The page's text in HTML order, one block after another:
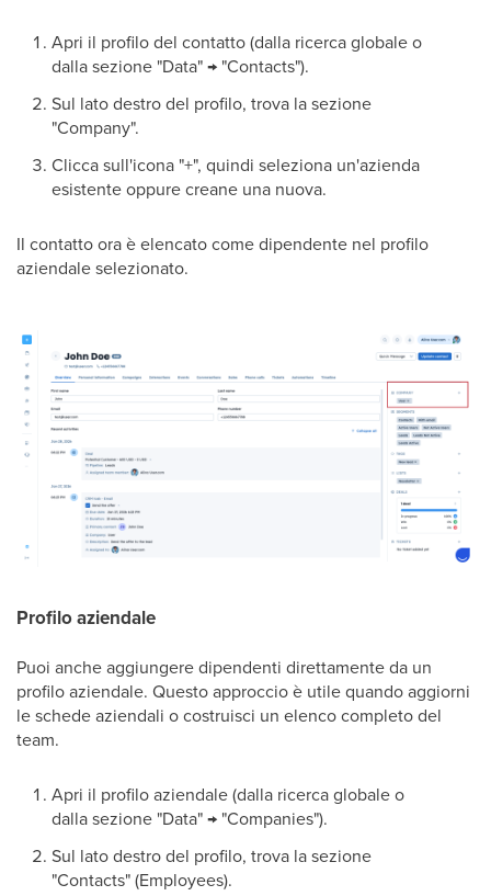
Apri il profilo del contatto (dalla ricerca globale o
dalla sezione "Data" → "Contacts").
Sul lato destro del profilo, trova la sezione
"Company".
Clicca sull'icona "+", quindi seleziona un'azienda
esistente oppure creane una nuova.
Il contatto ora è elencato come dipendente nel profilo
aziendale selezionato.
Profilo aziendale
Puoi anche aggiungere dipendenti direttamente da un
profilo aziendale. Questo approccio è utile quando aggiorni
le schede aziendali o costruisci un elenco completo del
team.
Apri il profilo aziendale (dalla ricerca globale o
dalla sezione "Data" → "Companies").
Sul lato destro del profilo, trova la sezione
"Contacts" (Employees).